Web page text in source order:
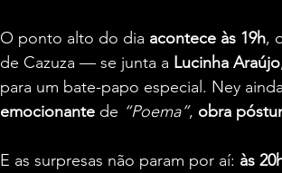
O ponto alto do dia acontece às 19h,
de Cazuza — se junta a Lucinha Araújo
para um bate-papo especial. Ney
emocionante de “Poema”, obra
E as surpresas não param por aí: às